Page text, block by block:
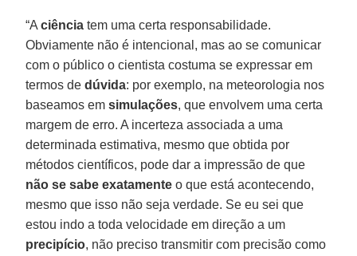
“Aciência tem uma certa responsabilidade.
Obviamente não é intencional, mas ao se comunicar
com o público o cientista costuma se expressar em
termos dedúvida: por exemplo, na meteorologia nos
baseamos emsimulações, que envolvem uma certa
margem de erro. A incerteza associada a uma
determinada estimativa, mesmo que obtida por
métodos científicos, pode dar a impressão de que
não se sabe exatamente o que está acontecendo,
mesmo que isso não seja verdade. Se eu sei que
estou indo a toda velocidade em direção a um
precipício, não preciso transmitir com precisão como